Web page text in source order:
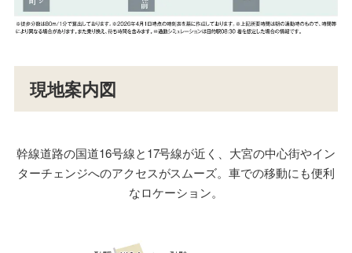
現地案内図
幹線道路の国道16号線と17号線が近く、大宮の中心街やイン
ターチェンジへのアクセスがスムーズ。車での移動にも便利
なロケーション。